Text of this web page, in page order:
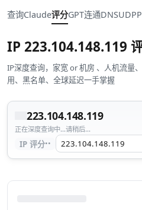
查询Claude评分GPT连通DNSUDP
IP 223.104.148.119
IP深度查询，家宽 or 机房 、人机流量
用、黑名单、全球延迟一手掌握
223.104.148.119
正在深度查询中...请稍后...
IP 评分··